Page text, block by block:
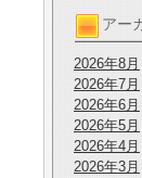
アー
2026年8月
2026年7月
2026年6月
2026年5月
2026年4月
2026年3月